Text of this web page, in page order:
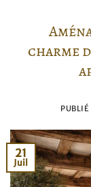
charme
PUBLIÉ
21
Juil